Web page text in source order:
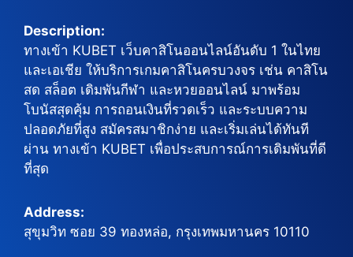
Description:
ทางเข้า KUBET เว็บคาสิโนออนไลน์อันดับ 1 ในไทย
และเอเชีย ให้บริการเกมคาสิโนครบวงจร เช่น คาสิโน
สด สล็อต เดิมพันกีฬา และหวยออนไลน์ มาพร้อม
โบนัสสุดคุ้ม การถอนเงินที่รวดเร็ว และระบบความ
ปลอดภัยที่สูง สมัครสมาชิกง่าย และเริ่มเล่นได้ทันที
ผ่าน ทางเข้า KUBET เพื่อประสบการณ์การเดิมพันที่ดี
ที่สุด
Address:
สุขุมวิท ซอย 39 ทองหล่อ, กรุงเทพมหานคร 10110